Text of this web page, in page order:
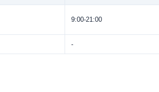
9:00-21:00
-